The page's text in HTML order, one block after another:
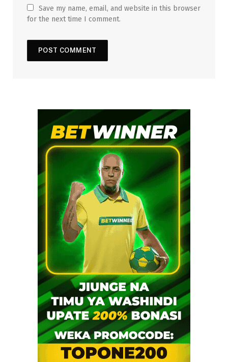
Save my name, email, and website in this browser
for the next time I comment.